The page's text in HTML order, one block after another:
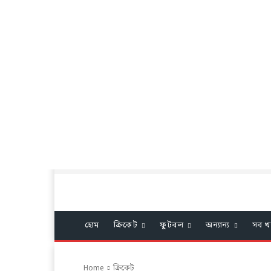
হোম ক্রিকেট ফুটবল অন্যান্য সব
Home ক্রিকেট